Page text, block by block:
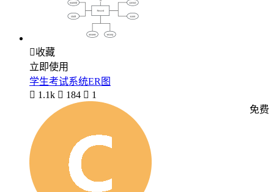
收藏
立即使用
学生考试系统ER图
 1.1k  184  1
免费